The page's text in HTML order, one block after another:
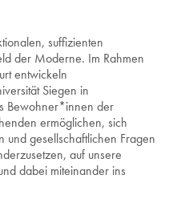
suffizienten
der Moderne. Im Rahmen
entwickeln
Siegen in
Bewohner*innen der
ermöglichen, sich
und gesellschaftlichen Fragen
auf unsere
dabei miteinander ins